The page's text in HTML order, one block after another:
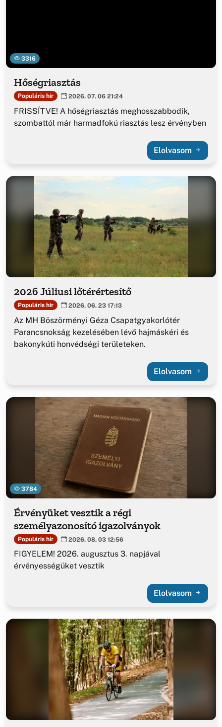
3316
Hőségriasztás
Populáris hír 2026. 07. 06 21:24
FRISSÍTVE! A hőségriasztás meghosszabbodik,
szombattól már harmadfokú riasztás lesz érvényben
Elolvasom
2026 Júliusi lőtérértesítő
Populáris hír 2026. 06. 23 17:13
Az MH Böszörményi Géza Csapatgyakorlótér
Parancsnokság kezelésében lévő hajmáskéri és
bakonykúti honvédségi területeken.
Elolvasom
3784
Érvényüket vesztik a régi
személyazonosító igazolványok
Populáris hír 2026. 08. 03 12:56
FIGYELEM! 2026. augusztus 3. napjával
érvényességüket vesztik
Elolvasom